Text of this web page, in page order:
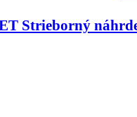
Strieborný